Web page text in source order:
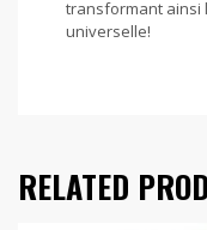
transformant ainsi
universelle!
RELATED